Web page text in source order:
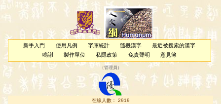
新手入門 使用凡例 字庫統計 隨機漢字
最近被搜索的漢字
鳴謝
製作單位 私隱政策 免責聲明 意見簿
（管理員 ）
在線人數： 2919